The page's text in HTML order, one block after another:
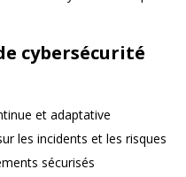
cybersécurité
et adaptative
les incidents et les risques
sécurisés